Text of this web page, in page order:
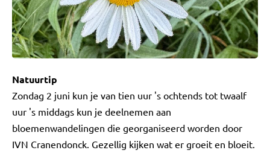
Natuurtip
Zondag 2 juni kun je van tien uur 's ochtends tot twaalf
uur 's middags kun je deelnemen aan
bloemenwandelingen die georganiseerd worden door
IVN Cranendonck. Gezellig kijken wat er groeit en bloeit.